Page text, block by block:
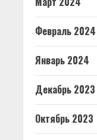
Февраль 2024
Январь 2024
Декабрь 2023
Октябрь 2023